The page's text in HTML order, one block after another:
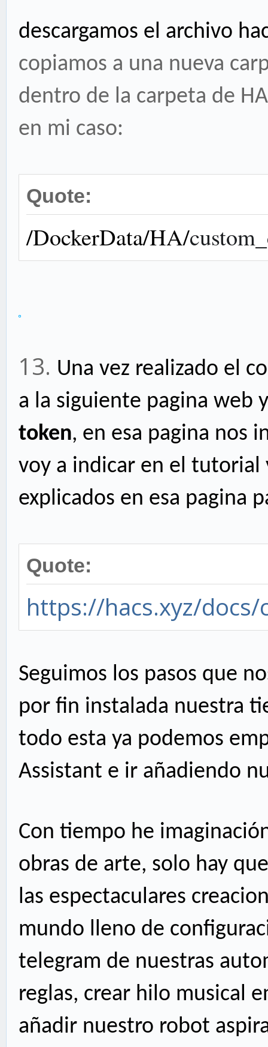
descargamos el archivo
copiamos a una nueva
dentro de la carpeta de
en mi caso:
Quote:
/DockerData/HA/
13. Una vez realizado el
a la siguiente pagina web
token, en esa pagina nos
voy a indicar en el tutorial
explicados en esa pagina
Quote:
https://hacs.xyz/
Seguimos los pasos que
por fin instalada nuestra
todo esta ya podemos
Assistant e ir añadiendo
Con tiempo he
obras de arte, solo hay
las espectaculares
mundo lleno de
telegram de nuestras
reglas, crear hilo musical
añadir nuestro robot